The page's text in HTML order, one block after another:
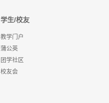
学生/校友
教学门户
蒲公英
团学社区
校友会